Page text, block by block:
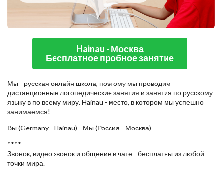
Hainau - Москва
Бесплатное пробное занятие
Мы - русская онлайн школа, поэтому мы проводим
дистанционные логопедические занятия и занятия по русскому
языку в по всему миру. Hainau - место, в котором мы успешно
занимаемся!
Вы (Germany - Hainau) - Мы (Россия - Москва)
****
Звонок, видео звонок и общение в чате - бесплатны из любой
точки мира.